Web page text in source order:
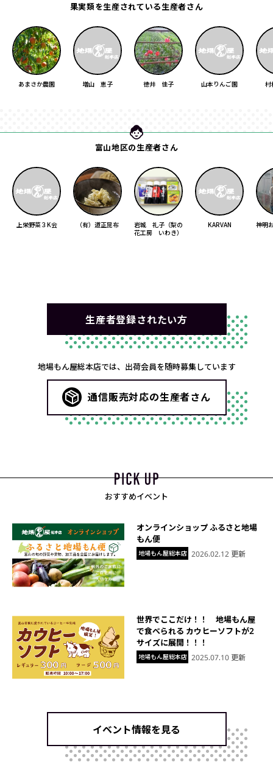
果実類を生産されている生産者さん
あまさか農園 増山 恵子 徳井 佳子 山本りんご園
富山地区の生産者さん
上栄野菜３K会 （有）道正昆布
岩城 礼子（梨の
花工房 いわき）
KARVAN 神明
生産者登録されたい方
地場もん屋総本店では、出荷会員を随時募集しています
通信販売対応の生産者さん
おすすめイベント
地場もん屋総本店
オンラインショップ ふるさと地場
もん便
2026.02.12 更新
地場もん屋総本店
世界でここだけ！！ 地場もん屋
で食べられる カウヒーソフトが2
サイズに展開！！！
2025.07.10 更新
イベント情報を見る